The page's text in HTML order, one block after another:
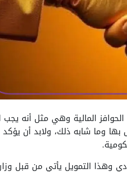
المالية وهي مثل أنه يجب
بها وما شابه ذلك، ولابد أن
البرنامج هو حوالي 6 ملايين ريال سعودي وهذا التمويل يأتي